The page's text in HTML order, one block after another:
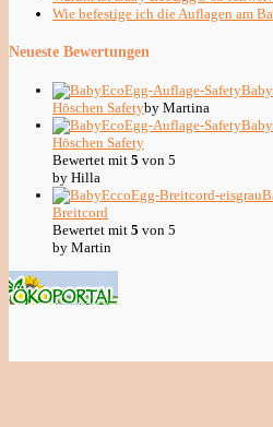
Wie befestige ich die Auflagen am
Neueste Bewertungen
Höschen Safetyby Martina
Höschen Safety
Bewertet mit 5 von 5
by Hilla
Breitcord
Bewertet mit 5 von 5
by Martin